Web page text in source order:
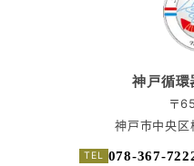
神戸循環
〒
神戸市中央区
078-367-